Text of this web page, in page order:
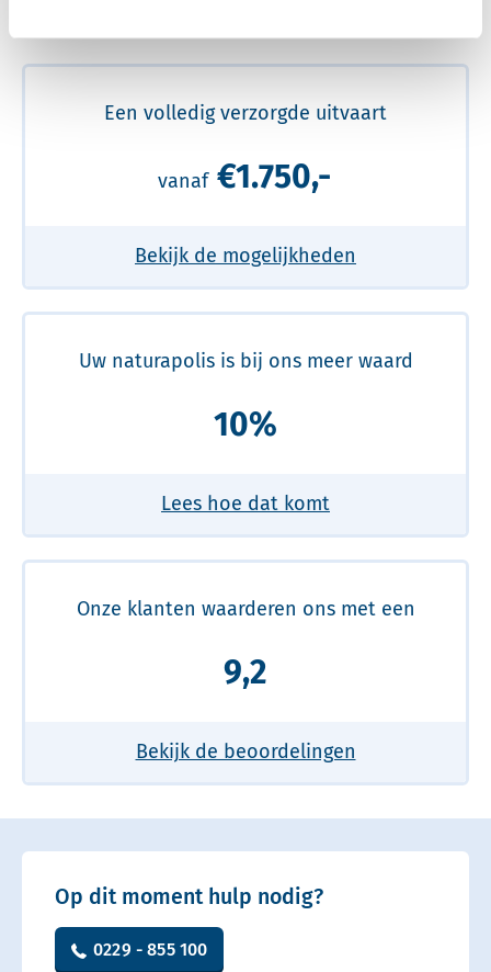
Een volledig verzorgde uitvaart
vanaf €1.750,-
Bekijk de mogelijkheden
Uw naturapolis is bij ons meer waard
10%
Lees hoe dat komt
Onze klanten waarderen ons met een
9,2
Bekijk de beoordelingen
Op dit moment hulp nodig?
0229 - 855 100